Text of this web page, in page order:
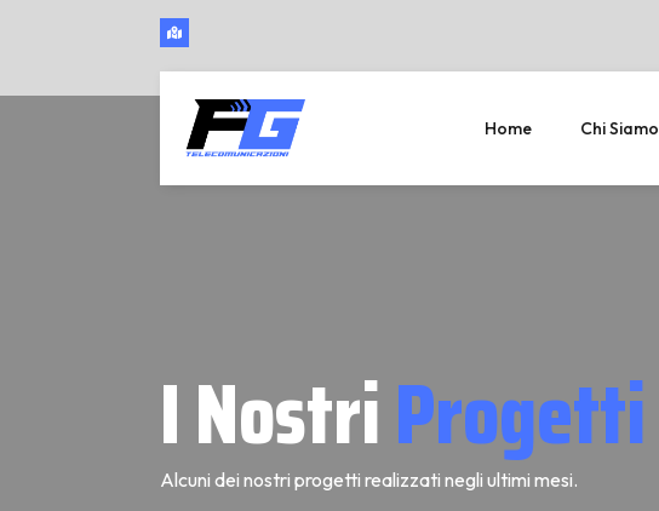
Home Chi Siamo
I NostriProgetti
Alcuni dei nostri progetti realizzati negli ultimi mesi.